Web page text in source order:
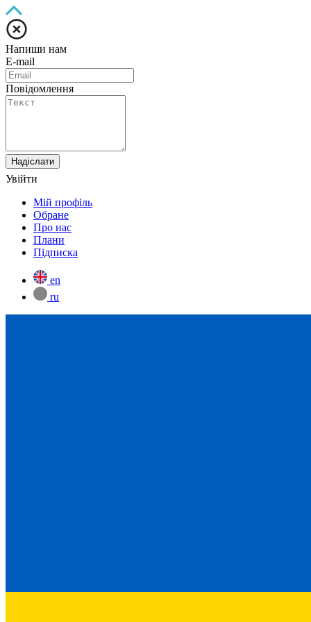
Напиши нам
E-mail
Повідомлення
Надіслати
Увійти
Мій профіль
Обране
Про нас
Плани
Підписка
en
ru